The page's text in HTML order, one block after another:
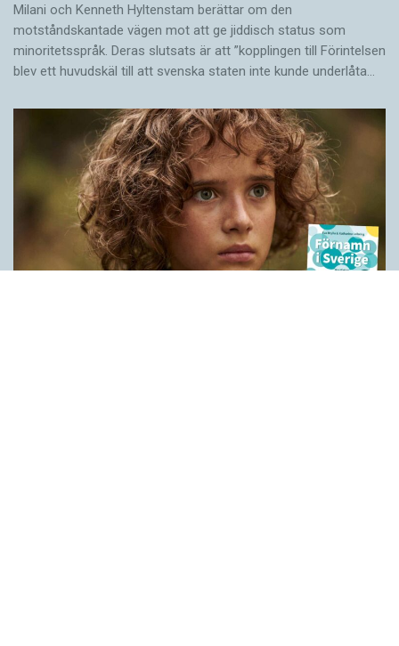
Milani och Kenneth Hyltenstam berättar om den
motståndskantade vägen mot att ge jiddisch status som
minoritetsspråk. Deras slutsats är att ”kopplingen till Förintelsen
blev ett huvud­skäl till att svenska staten inte kunde underlåta…